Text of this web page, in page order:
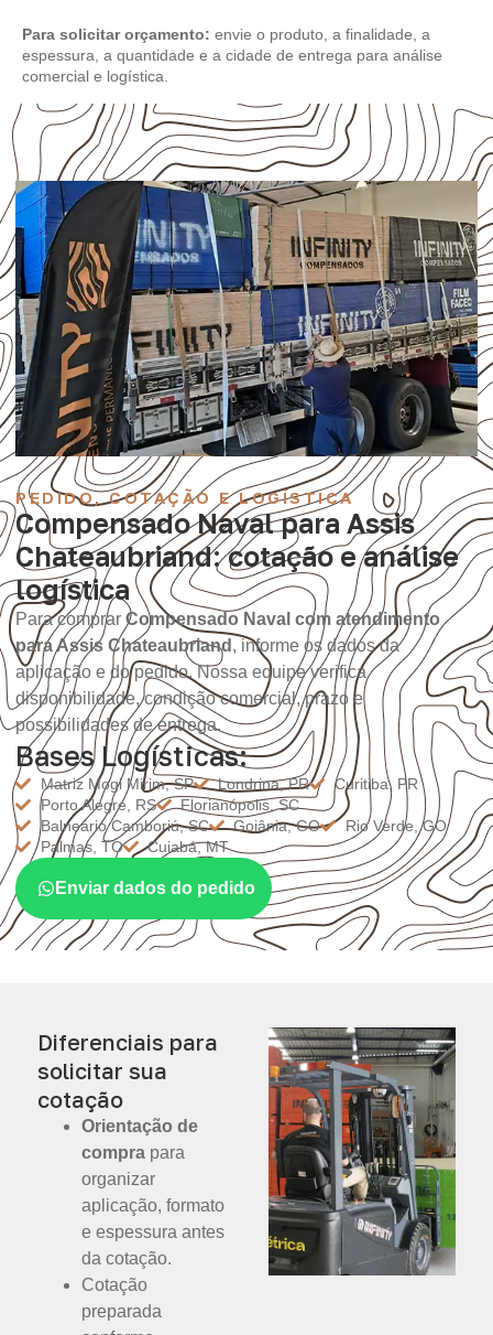
Para solicitar orçamento: envie o produto, a finalidade, a
espessura, a quantidade e a cidade de entrega para análise
comercial e logística.
PEDIDO, COTAÇÃO E LOGÍSTICA
Compensado Naval para Assis
Chateaubriand: cotação e análise
logística
Para comprar Compensado Naval com atendimento
para Assis Chateaubriand , informe os dados da
aplicação e do pedido. Nossa equipe verifica
disponibilidade, condição comercial, prazo e
possibilidades de entrega.
Bases Logísticas:
Matriz Mogi Mirim, SP Londrina, PR
Curitiba, PR
Porto Alegre, RS
Florianópolis, SC
Balneário Camboriú, SC
Goiânia, GO
Rio Verde, GO
Palmas, TO
Cuiabá, MT
Enviar dados do pedido
Diferenciais para
solicitar sua
cotação
Orientação de
compra para
organizar
aplicação, formato
e espessura antes
da cotação.
Cotação
preparada